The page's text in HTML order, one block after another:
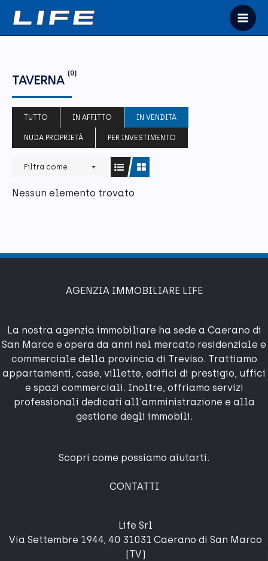
contenuto
TAVERNA (0)
TUTTO IN AFFITTO IN VENDITA
NUDA PROPRIETÀ PER INVESTIMENTO
Filtra come
Nessun elemento trovato
AGENZIA IMMOBILIARE LIFE
La nostra agenzia immobiliare ha sede a Caerano di
San Marco e opera da anni nel mercato residenziale e
commerciale della provincia di Treviso. Trattiamo
appartamenti, case, villette, edifici di prestigio, uffici
e spazi commerciali. Inoltre, offriamo servizi
professionali dedicati all'amministrazione e alla
gestione degli immobili.
Scopri come possiamo aiutarti.
CONTATTI
Life Srl
Via Settembre 1944, 40 31031 Caerano di San Marco
(TV)